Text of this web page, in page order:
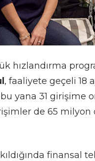
hızlandırma
, faaliyete geçeli 18
yana 31 girişime
de 65
finansal